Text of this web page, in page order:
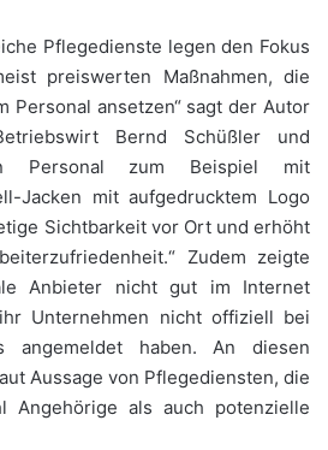
Pflegedienste legen den Fokus
preiswerten Maßnahmen, die
Personal ansetzen“ sagt der Autor
Bernd Schüßler und
Personal zum Beispiel mit
Jacken mit aufgedrucktem Logo
Sichtbarkeit vor Ort und erhöht
Zudem zeigte
Anbieter nicht gut im Internet
Unternehmen nicht offiziell bei
angemeldet haben. An diesen
Aussage von Pflegediensten, die
Angehörige als auch potenzielle